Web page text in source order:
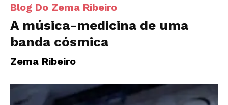
Blog Do Zema Ribeiro
A música-medicina de uma
banda cósmica
Zema Ribeiro